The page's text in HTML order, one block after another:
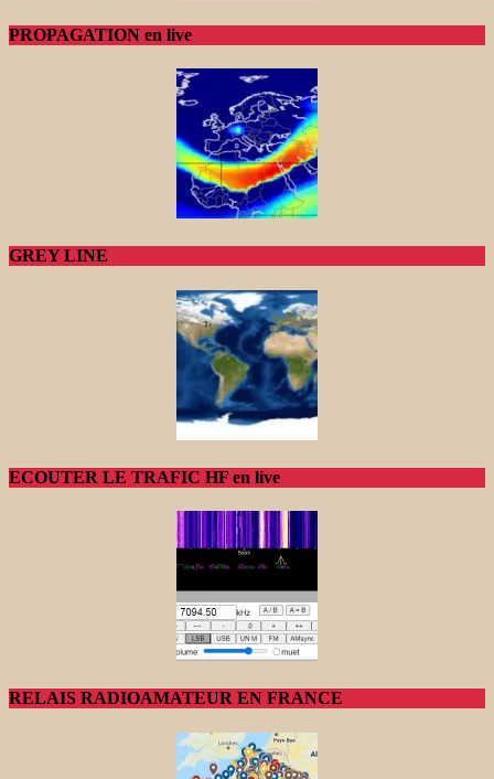
PROPAGATION en live
GREY LINE
ECOUTER LE TRAFIC HF en live
RELAIS RADIOAMATEUR EN FRANCE